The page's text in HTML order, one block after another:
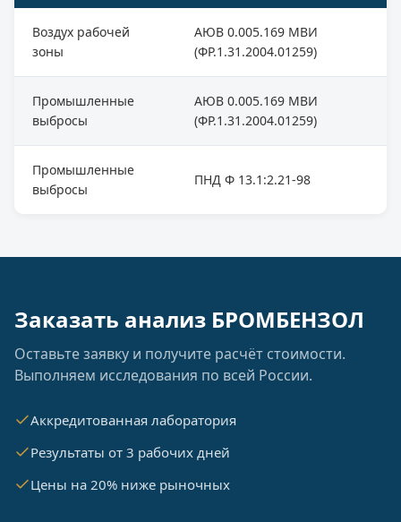
Воздух рабочей
зоны
АЮВ 0.005.169 МВИ
(ФР.1.31.2004.01259)
Промышленные
выбросы
АЮВ 0.005.169 МВИ
(ФР.1.31.2004.01259)
Промышленные
выбросы
ПНД Ф 13.1:2.21-98
Заказать анализ БРОМБЕНЗОЛ
Оставьте заявку и получите расчёт стоимости.
Выполняем исследования по всей России.
Аккредитованная лаборатория
Результаты от 3 рабочих дней
Цены на 20% ниже рыночных